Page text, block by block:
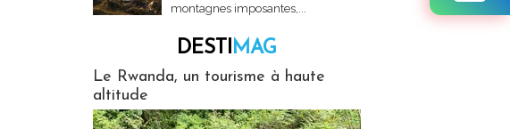
montagnes imposantes,...
DESTIMAG
Le Rwanda, un tourisme à haute
altitude